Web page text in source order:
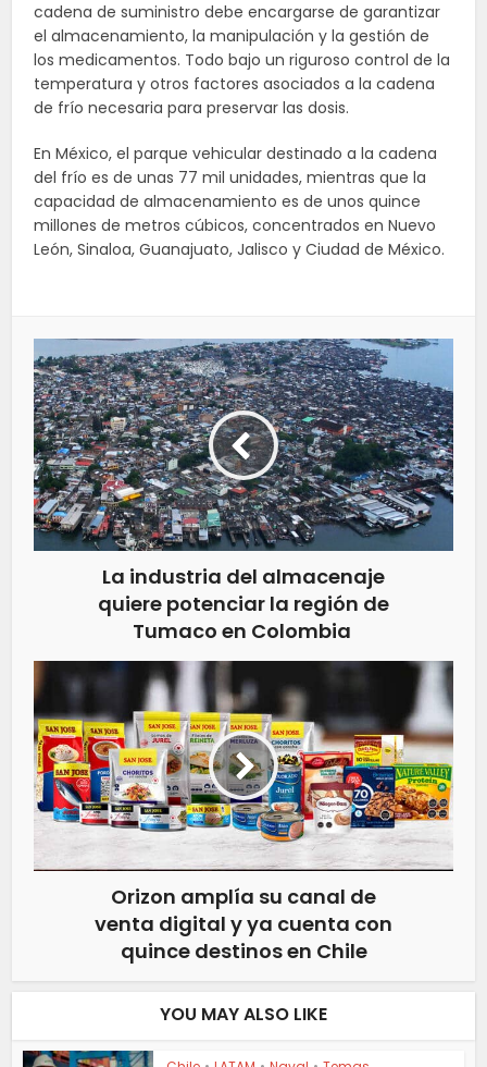
cadena de suministro debe encargarse de garantizar
el almacenamiento, la manipulación y la gestión de
los medicamentos. Todo bajo un riguroso control de la
temperatura y otros factores asociados a la cadena
de frío necesaria para preservar las dosis.
En México, el parque vehicular destinado a la cadena
del frío es de unas 77 mil unidades, mientras que la
capacidad de almacenamiento es de unos quince
millones de metros cúbicos, concentrados en Nuevo
León, Sinaloa, Guanajuato, Jalisco y Ciudad de México.
La industria del almacenaje
quiere potenciar la región de
Tumaco en Colombia
Orizon amplía su canal de
venta digital y ya cuenta con
quince destinos en Chile
YOU MAY ALSO LIKE